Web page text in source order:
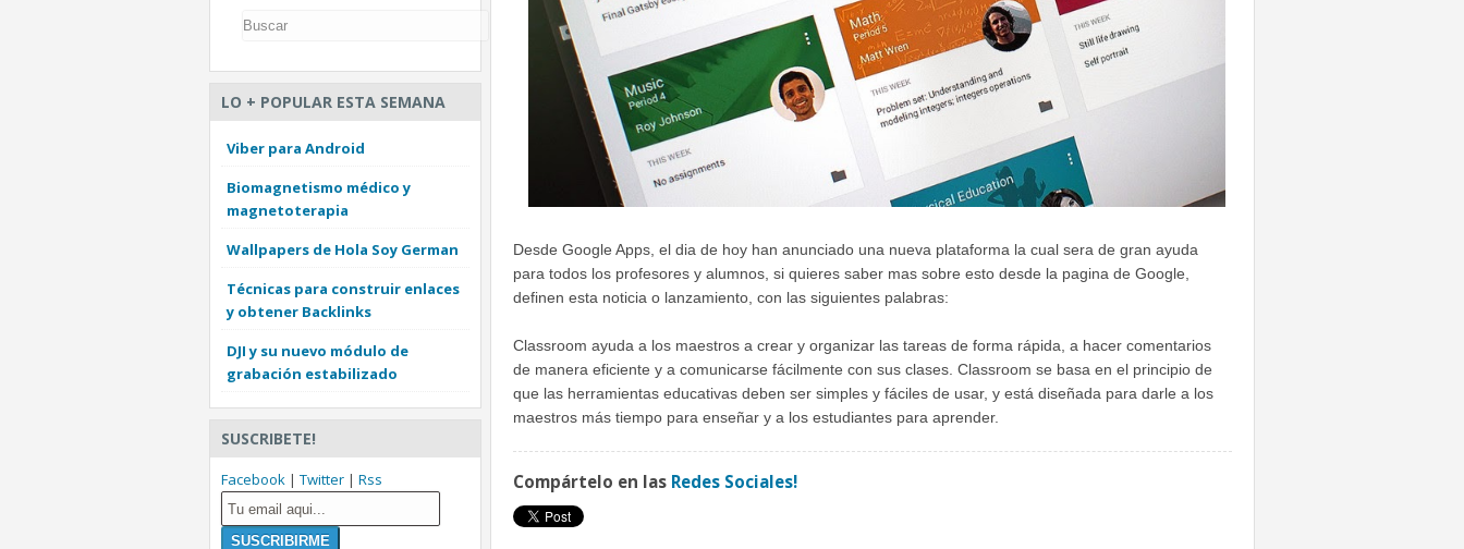
Desde Google Apps, el dia de hoy han anunciado una nueva plataforma la cual sera de gran ayuda
para todos los profesores y alumnos, si quieres saber mas sobre esto desde la pagina de Google,
definen esta noticia o lanzamiento, con las siguientes palabras:
Classroom ayuda a los maestros a crear y organizar las tareas de forma rápida, a hacer comentarios
de manera eficiente y a comunicarse fácilmente con sus clases. Classroom se basa en el principio de
que las herramientas educativas deben ser simples y fáciles de usar, y está diseñada para darle a los
maestros más tiempo para enseñar y a los estudiantes para aprender.
Compártelo en las Redes Sociales!
LO + POPULAR ESTA SEMANA
Viber para Android
Biomagnetismo médico y
magnetoterapia
Wallpapers de Hola Soy German
Técnicas para construir enlaces
y obtener Backlinks
DJI y su nuevo módulo de
grabación estabilizado
SUSCRIBETE!
Facebook | Twitter | Rss